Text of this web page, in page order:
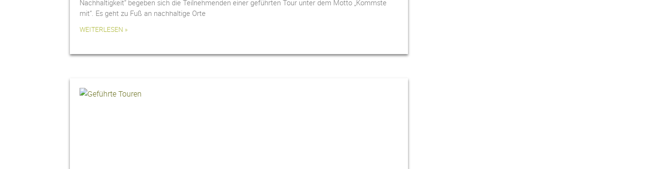
Nachhaltigkeit“ begeben sich die Teilnehmenden einer geführten Tour unter dem Motto „Kommste
mit“. Es geht zu Fuß an nachhaltige Orte
WEITERLESEN »